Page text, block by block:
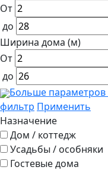
От
до
Ширина дома (м)
От
до
Больше параметров
фильтр Применить
Назначение
Дом / коттедж
Усадьбы / особняки
Гостевые дома